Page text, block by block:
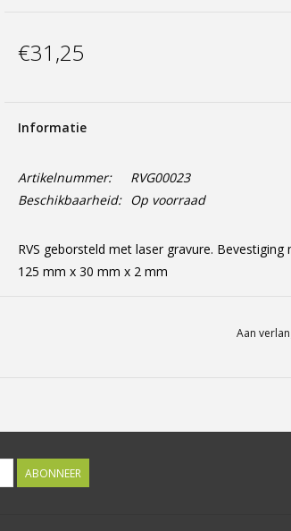
€31,25
Informatie
Artikelnummer:
RVG00023
Beschikbaarheid:
Op voorraad
RVS geborsteld met laser gravure.
125 mm x 30 mm x 2 mm
Aan
ABONNEER